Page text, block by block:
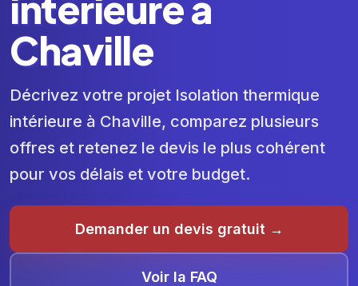
Chaville
Décrivez votre projet Isolation thermique
intérieure à Chaville, comparez plusieurs
offres et retenez le devis le plus cohérent
pour vos délais et votre budget.
Demander un devis gratuit →
Voir la FAQ